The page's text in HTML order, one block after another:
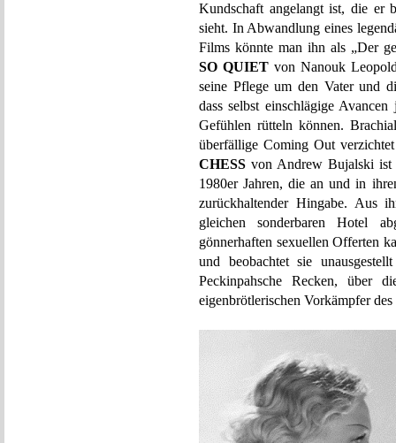
Kundschaft angelangt ist, die er
sieht. In Abwandlung eines
Films könnte man ihn als „Der
SO QUIET von Nanouk
seine Pflege um den Vater und
dass selbst einschlägige
Gefühlen rütteln können.
überfällige Coming Out
CHESS von Andrew Bujalski ist
1980er Jahren, die an und in
zurückhaltender Hingabe. Aus
gleichen sonderbaren Hotel
gönnerhaften sexuellen Offerten
und beobachtet sie
Peckinpahsche Recken, über
eigenbrötlerischen Vorkämpfer